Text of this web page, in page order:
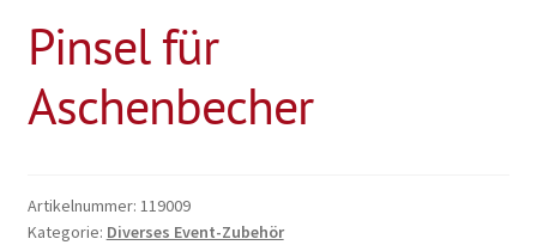
Pinsel für
Aschenbecher
Artikelnummer: 119009
Kategorie: Diverses Event-Zubehör